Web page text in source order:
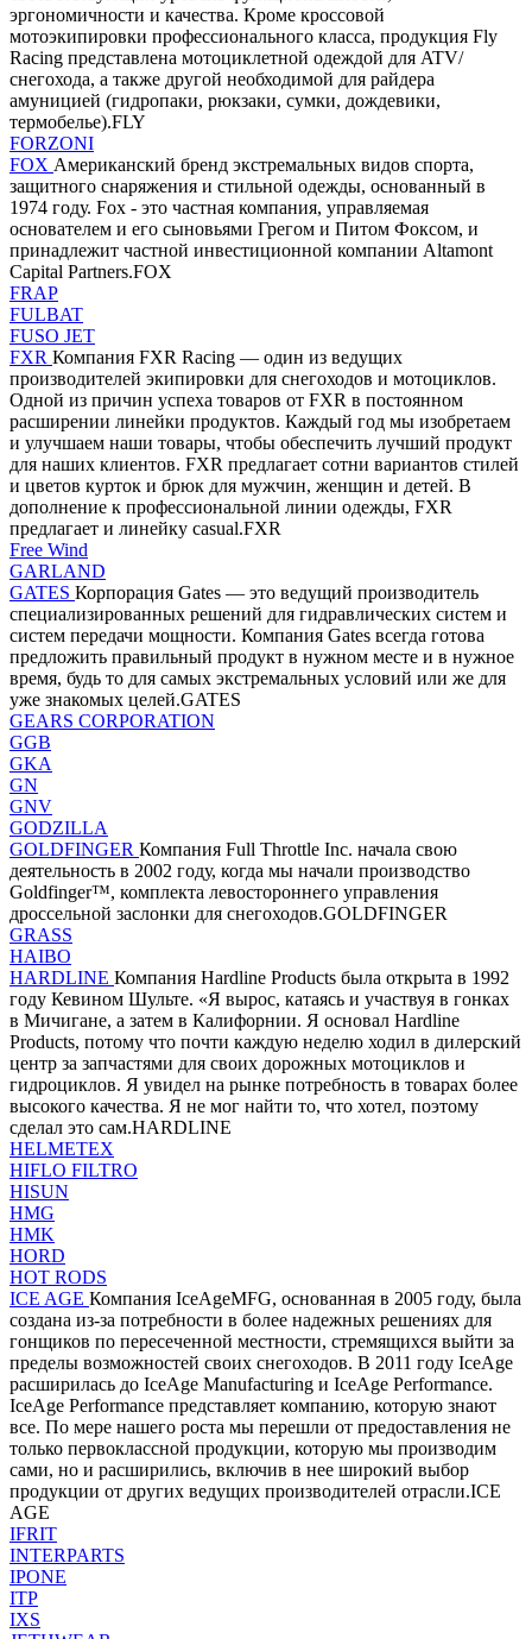
эргономичности и качества. Кроме кроссовой
мотоэкипировки профессионального класса, продукция Fly
Racing представлена мотоциклетной одеждой для ATV/
снегохода, а также другой необходимой для райдера
амуницией (гидропаки, рюкзаки, сумки, дождевики,
термобелье).FLY
FORZONI
FOX Американский бренд экстремальных видов спорта,
защитного снаряжения и стильной одежды, основанный в
1974 году. Fox - это частная компания, управляемая
основателем и его сыновьями Грегом и Питом Фоксом, и
принадлежит частной инвестиционной компании Altamont
Capital Partners.FOX
FRAP
FULBAT
FUSO JET
FXR Компания FXR Racing — один из ведущих
производителей экипировки для снегоходов и мотоциклов.
Одной из причин успеха товаров от FXR в постоянном
расширении линейки продуктов. Каждый год мы изобретаем
и улучшаем наши товары, чтобы обеспечить лучший продукт
для наших клиентов. FXR предлагает сотни вариантов стилей
и цветов курток и брюк для мужчин, женщин и детей. В
дополнение к профессиональной линии одежды, FXR
предлагает и линейку casual.FXR
Free Wind
GARLAND
GATES Корпорация Gates — это ведущий производитель
специализированных решений для гидравлических систем и
систем передачи мощности. Компания Gates всегда готова
предложить правильный продукт в нужном месте и в нужное
время, будь то для самых экстремальных условий или же для
уже знакомых целей.GATES
GEARS CORPORATION
GGB
GKA
GN
GNV
GODZILLA
GOLDFINGER Компания Full Throttle Inc. начала свою
деятельность в 2002 году, когда мы начали производство
Goldfinger™, комплекта левостороннего управления
дроссельной заслонки для снегоходов.GOLDFINGER
GRASS
HAIBO
HARDLINE Компания Hardline Products была открыта в 1992
году Кевином Шульте. «Я вырос, катаясь и участвуя в гонках
в Мичигане, а затем в Калифорнии. Я основал Hardline
Products, потому что почти каждую неделю ходил в дилерский
центр за запчастями для своих дорожных мотоциклов и
гидроциклов. Я увидел на рынке потребность в товарах более
высокого качества. Я не мог найти то, что хотел, поэтому
сделал это сам.HARDLINE
HELMETEX
HIFLO FILTRO
HISUN
HMG
HMK
HORD
HOT RODS
ICE AGE Компания IceAgeMFG, основанная в 2005 году, была
создана из-за потребности в более надежных решениях для
гонщиков по пересеченной местности, стремящихся выйти за
пределы возможностей своих снегоходов. В 2011 году IceAge
расширилась до IceAge Manufacturing и IceAge Performance.
IceAge Performance представляет компанию, которую знают
все. По мере нашего роста мы перешли от предоставления не
только первоклассной продукции, которую мы производим
сами, но и расширились, включив в нее широкий выбор
продукции от других ведущих производителей отрасли.ICE
AGE
IFRIT
INTERPARTS
IPONE
ITP
IXS